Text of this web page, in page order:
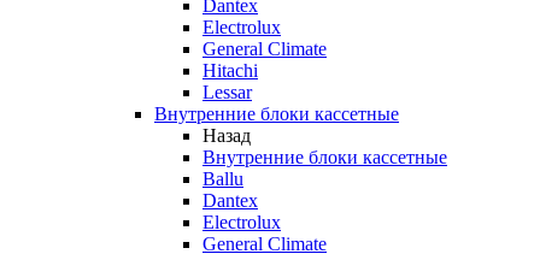
Dantex
Electrolux
General Climate
Hitachi
Lessar
Внутренние блоки кассетные
Назад
Внутренние блоки кассетные
Ballu
Dantex
Electrolux
General Climate